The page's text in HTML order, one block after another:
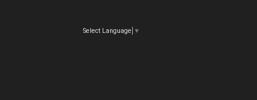
Select Language ▼